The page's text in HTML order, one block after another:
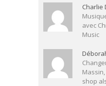
Charlie
avec
Music
shop